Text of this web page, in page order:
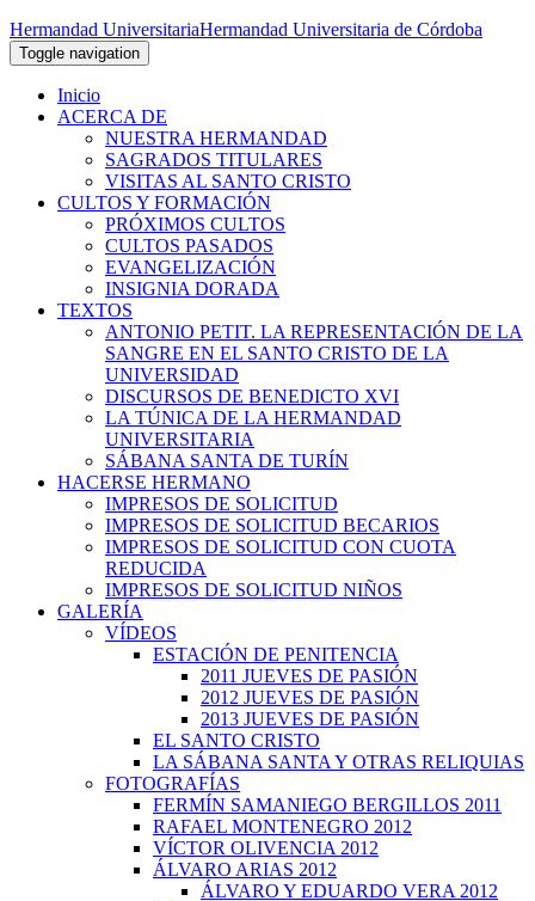
Hermandad UniversitariaHermandad Universitaria de Córdoba
Toggle navigation
Inicio
ACERCA DE
NUESTRA HERMANDAD
SAGRADOS TITULARES
VISITAS AL SANTO CRISTO
CULTOS Y FORMACIÓN
PRÓXIMOS CULTOS
CULTOS PASADOS
EVANGELIZACIÓN
INSIGNIA DORADA
TEXTOS
ANTONIO PETIT. LA REPRESENTACIÓN DE LA
SANGRE EN EL SANTO CRISTO DE LA
UNIVERSIDAD
DISCURSOS DE BENEDICTO XVI
LA TÚNICA DE LA HERMANDAD
UNIVERSITARIA
SÁBANA SANTA DE TURÍN
HACERSE HERMANO
IMPRESOS DE SOLICITUD
IMPRESOS DE SOLICITUD BECARIOS
IMPRESOS DE SOLICITUD CON CUOTA
REDUCIDA
IMPRESOS DE SOLICITUD NIÑOS
GALERÍA
VÍDEOS
ESTACIÓN DE PENITENCIA
2011 JUEVES DE PASIÓN
2012 JUEVES DE PASIÓN
2013 JUEVES DE PASIÓN
EL SANTO CRISTO
LA SÁBANA SANTA Y OTRAS RELIQUIAS
FOTOGRAFÍAS
FERMÍN SAMANIEGO BERGILLOS 2011
RAFAEL MONTENEGRO 2012
VÍCTOR OLIVENCIA 2012
ÁLVARO ARIAS 2012
ÁLVARO Y EDUARDO VERA 2012